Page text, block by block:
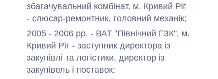
збагачувальний комбінат, м. Кривий Ріг
- слюсар-ремонтник, головний механік;
2005 - 2006 рр. - ВАТ "Північний ГЗК", м.
Кривий Ріг - заступник директора із
закупівлі та логістики, директор із
закупівель і поставок;